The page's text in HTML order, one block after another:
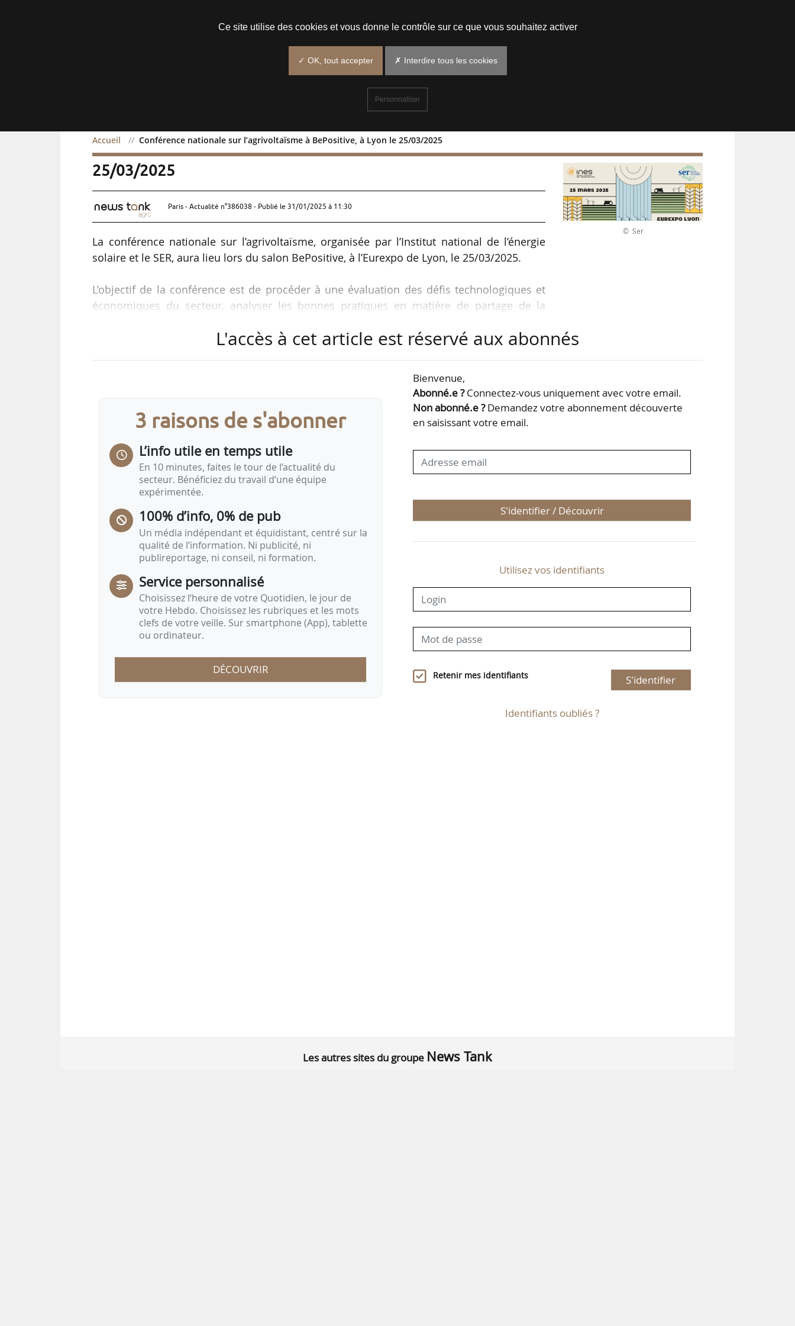
Accueil Conférence nationale sur l’agrivoltaïsme à BePositive, à Lyon le 25/03/2025
Conférence nationale sur l’agrivoltaïsme à BePositive, à Lyon le
25/03/2025
Paris - Actualité n°386038 - Publié le 31/01/2025 à 11:30
La conférence nationale sur l’agrivoltaïsme, organisée par l’Institut national de l’énergie
solaire et le SER, aura lieu lors du salon BePositive, à l’Eurexpo de Lyon, le 25/03/2025.
L’objectif de la conférence est de procéder à une évaluation des défis technologiques et
économiques du secteur, analyser les bonnes pratiques en matière de partage de la
l’agrivoltaïsme sur la résilience agricole face au climat.
Fugit, député du Rhône et président du Conseil supérieur de l’énergie (CSE) ou Jean-Luc
Bochu, responsable de l’activité énergie - agrivoltaïsme de Solagro.
© Ser
L'accès à cet article est réservé aux abonnés
3 raisons de s'abonner
L’info utile en temps utile
En 10 minutes, faites le tour de l’actualité du
secteur. Bénéficiez du travail d’une équipe
expérimentée.
100% d’info, 0% de pub
Un média indépendant et équidistant, centré sur la
qualité de l’information. Ni publicité, ni
publireportage, ni conseil, ni formation.
Service personnalisé
Choisissez l‘heure de votre Quotidien, le jour de
votre Hebdo. Choisissez les rubriques et les mots
clefs de votre veille. Sur smartphone (App), tablette
ou ordinateur.
DÉCOUVRIR
Bienvenue,
Abonné.e ?Connectez-vous uniquement avec votre email.
Non abonné.e ?Demandez votre abonnement découverte
en saisissant votre email.
S'identifier / Découvrir
Utilisez vos identifiants
Retenir mes identifiants S'identifier
Identifiants oubliés ?
Les autres sites du groupe News Tank
Ce site utilise des cookies et vous donne le contrôle sur ce que vous souhaitez activer
✓ OK, tout accepter ✗ Interdire tous les cookies
Personnaliser